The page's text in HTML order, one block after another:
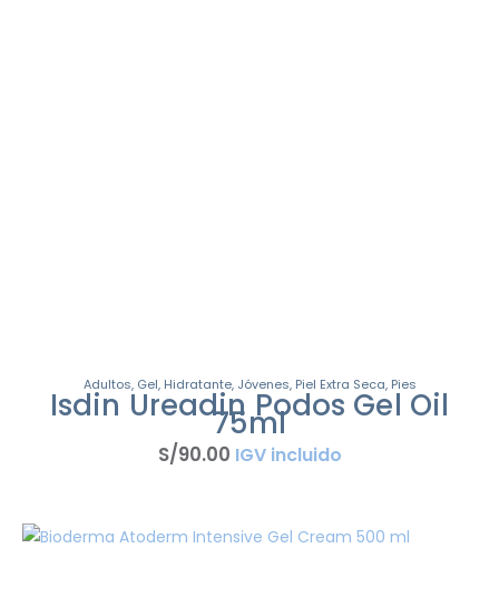
Adultos, Gel, Hidratante, Jóvenes, Piel Extra Seca, Pies
Isdin Ureadin Podos Gel Oil
75ml
S/90.00 IGV incluido